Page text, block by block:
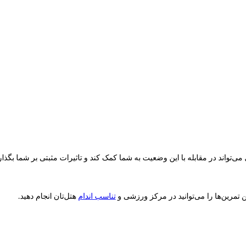
در مقابله با این وضعیت به شما کمک کند و تاثیرات مثبتی بر شما
تمرین‌ها را می‌توانید در مرکز ورزشی و تناسب اندام هتل‌تان انجام دهید.